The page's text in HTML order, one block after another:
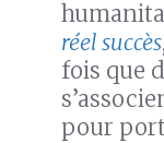
réel succès
fois que
pour